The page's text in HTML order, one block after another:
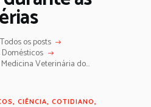
Todos os posts
Veterinária do...
, CIÊNCIA, COTIDIANO,